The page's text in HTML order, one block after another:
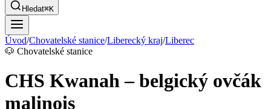
Hledat⌘K
Úvod/Chovatelské stanice/Liberecký kraj/Liberec
🐶 Chovatelské stanice
CHS Kwanah – belgický ovčák
malinois